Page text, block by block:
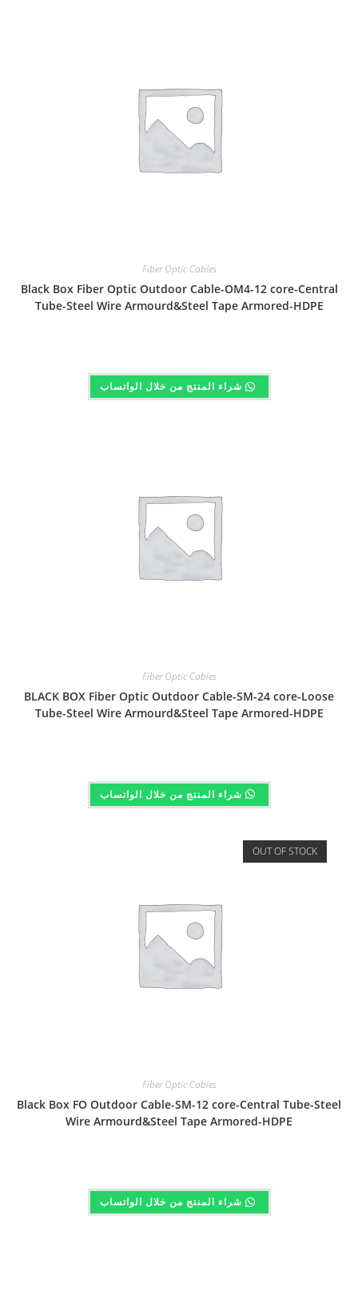
Fiber Optic Cables
Black Box Fiber Optic Outdoor Cable-OM4-12 core-Central
Tube-Steel Wire Armourd&Steel Tape Armored-HDPE
شراء المنتج من خلال الواتساب
Fiber Optic Cables
BLACK BOX Fiber Optic Outdoor Cable-SM-24 core-Loose
Tube-Steel Wire Armourd&Steel Tape Armored-HDPE
شراء المنتج من خلال الواتساب
OUT OF STOCK
Fiber Optic Cables
Black Box FO Outdoor Cable-SM-12 core-Central Tube-Steel
Wire Armourd&Steel Tape Armored-HDPE
شراء المنتج من خلال الواتساب